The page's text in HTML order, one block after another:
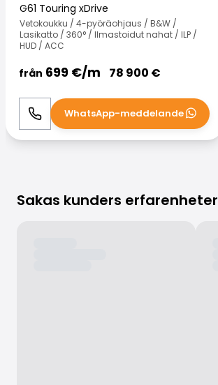
G61 Touring xDrive
Vetokoukku / 4-pyöräohjaus / B&W /
Lasikatto / 360° / Ilmastoidut nahat / ILP /
HUD / ACC
från 699 €/m 78 900 €
Ring WhatsApp
WhatsApp-meddelande
Sakas kunders erfarenheter